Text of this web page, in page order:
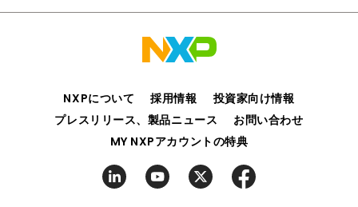
NXPについて 採用情報
投資家向け情報
プレスリリース、製品ニュース
お問い合わせ
MY NXPアカウントの特典